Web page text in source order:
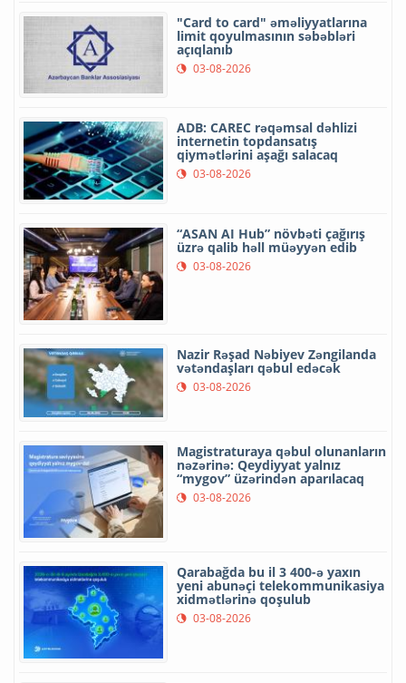
"Card to card" əməliyyatlarına
limit qoyulmasının səbəbləri
açıqlanıb
03-08-2026
ADB: CAREC rəqəmsal dəhlizi
internetin topdansatış
qiymətlərini aşağı salacaq
03-08-2026
“ASAN AI Hub” növbəti çağırış
üzrə qalib həll müəyyən edib
03-08-2026
Nazir Rəşad Nəbiyev Zəngilanda
vətəndaşları qəbul edəcək
03-08-2026
Magistraturaya qəbul olunanların
nəzərinə: Qeydiyyat yalnız
“mygov” üzərindən aparılacaq
03-08-2026
Qarabağda bu il 3 400-ə yaxın
yeni abunəçi telekommunikasiya
xidmətlərinə qoşulub
03-08-2026